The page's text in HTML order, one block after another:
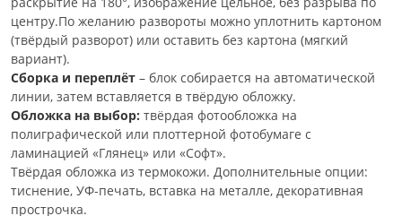
центру.По желанию развороты можно уплотнить картоном
(твёрдый разворот) или оставить без картона (мягкий
вариант).
Сборка и переплёт – блок собирается на автоматической
линии, затем вставляется в твёрдую обложку.
Обложка на выбор: твёрдая фотообложка на
полиграфической или плоттерной фотобумаге с
ламинацией «Глянец» или «Софт».
Твёрдая обложка из термокожи. Дополнительные опции:
тиснение, УФ-печать, вставка на металле, декоративная
прострочка.